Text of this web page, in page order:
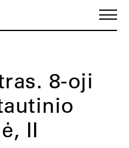
8-oji
II